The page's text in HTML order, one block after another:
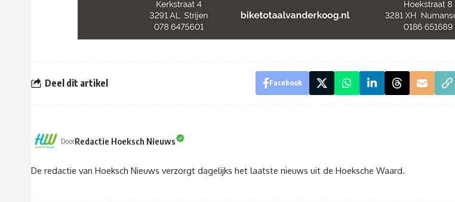
Deel dit artikel Facebook
DoorRedactie Hoeksch Nieuws
De redactie van Hoeksch Nieuws verzorgt dagelijks het laatste nieuws uit de Hoeksche Waard.